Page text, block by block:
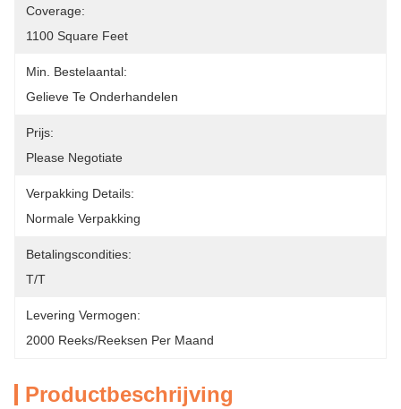
Coverage:
1100 Square Feet
Min. Bestelaantal:
Gelieve Te Onderhandelen
Prijs:
Please Negotiate
Verpakking Details:
Normale Verpakking
Betalingscondities:
T/T
Levering Vermogen:
2000 Reeks/Reeksen Per Maand
Productbeschrijving